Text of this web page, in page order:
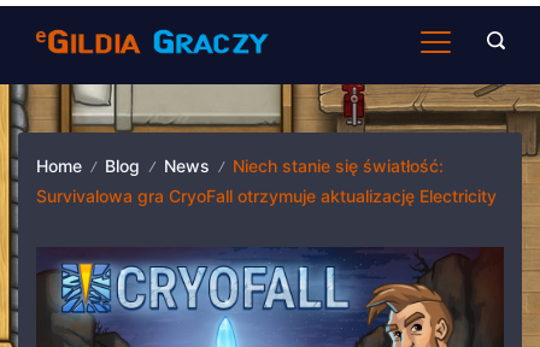
content
Home Blog News
Niech stanie się światłość:
Survivalowa gra CryoFall otrzymuje aktualizację Electricity